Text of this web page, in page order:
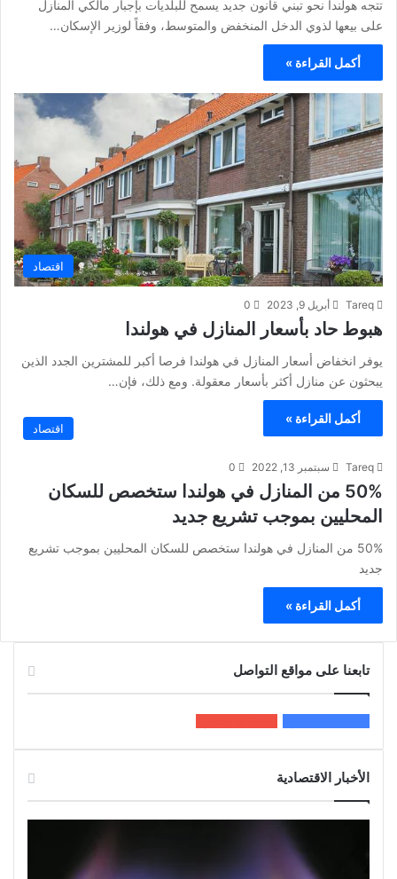
تتجه هولندا نحو تبني قانون جديد يسمح للبلديات بإجبار مالكي المنازل
على بيعها لذوي الدخل المنخفض والمتوسط، وفقاً لوزير الإسكان…
أكمل القراءة »
اقتصاد
Tareq أبريل 9, 2023 0
هبوط حاد بأسعار المنازل في هولندا
يوفر انخفاض أسعار المنازل في هولندا فرصا أكبر للمشترين الجدد الذين
يبحثون عن منازل أكثر بأسعار معقولة. ومع ذلك، فإن…
أكمل القراءة »
اقتصاد
Tareq سبتمبر 13, 2022 0
50% من المنازل في هولندا ستخصص للسكان
المحليين بموجب تشريع جديد
50% من المنازل في هولندا ستخصص للسكان المحليين بموجب تشريع
جديد
أكمل القراءة »
تابعنا على مواقع التواصل
الأخبار الاقتصادية